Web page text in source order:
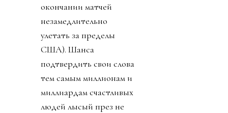
окончании матчей
незамедлительно
улетать за пределы
США). Шанса
подтвердить свои слова
тем самым миллионам и
миллиардам счастливых
людей лысый през не